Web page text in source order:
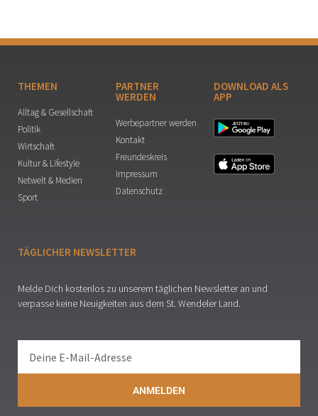
THEMEN
Alltag & Gesellschaft
Politik
Wirtschaft
Kultur & Lifestyle
Netwelt & Medien
Sport
PARTNER
WERDEN
Werbepartner werden
Kontakt
Freundeskreis
Impressum
Datenschutz
DOWNLOAD ALS
APP
TÄGLICHER NEWSLETTER
Melde Dich kostenlos zu unserem täglichen Newsletter an und
verpasse keine Neuigkeiten aus dem St. Wendeler Land.
ANMELDEN